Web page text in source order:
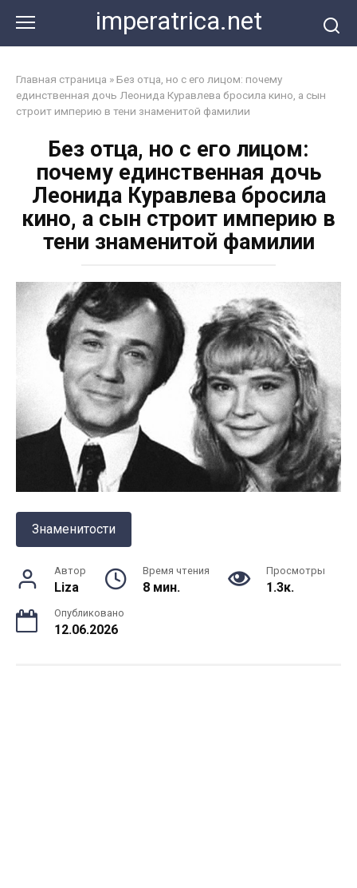
контенту
imperatrica.net
Главная страница »Без отца, но с его лицом: почему
единственная дочь Леонида Куравлева бросила кино, а сын
строит империю в тени знаменитой фамилии
Без отца, но с его лицом:
почему единственная дочь
Леонида Куравлева бросила
кино, а сын строит империю в
тени знаменитой фамилии
Знаменитости
Автор
Liza
Время чтения
8 мин.
Просмотры
1.3к.
Опубликовано
12.06.2026